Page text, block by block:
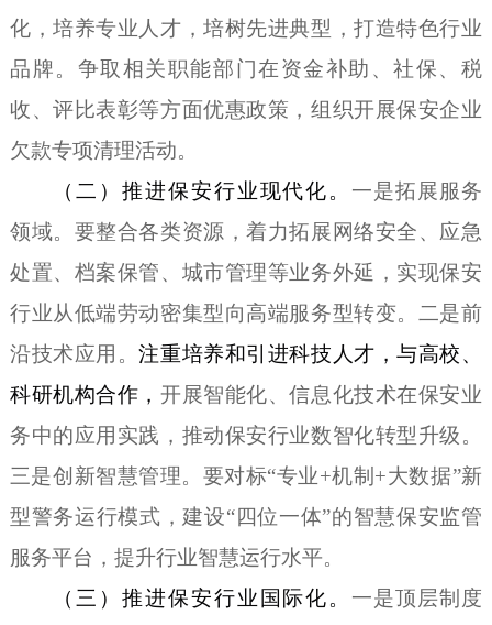
化，培养专业人才，培树先进典型，打造特色行业
品牌。争取相关职能部门在资金补助、社保、税
收、评比表彰等方面优惠政策，组织开展保安企业
欠款专项清理活动。
（ 二）推进保安行业现代化。 一是拓展服务
领域。 要整合各类资源，着力拓展网络安全、应急
处置、档案保管、城市管理等业务外延，实现保安
行业从低端劳动密集型向高端服务型转变。 二是前
沿技术应用。注重培养和引进科技人才，与高校、
科研机构合作， 开展智能化、信息化技术在保安业
务中的应用实践， 推动保安行业数智化转型升级。
三是创新智慧管理。要对标“专业+机制+大数据”新
型警务运行模式，建设“四位一体”的智慧保安监管
服务平台， 提升行业智慧运行水平。
（三）推进保安行业国际化。 一是顶层制度